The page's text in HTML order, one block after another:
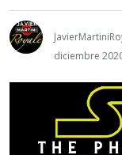
diciembre